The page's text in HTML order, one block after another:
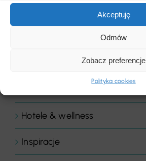
Akceptuję
Odmów
Zobacz preferencje
Polityka cookies
Chemia budowlana
Floor Expert Arbiton
Hotele & wellness
Inspiracje